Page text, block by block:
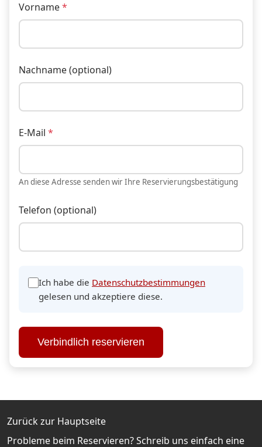
Vorname
Nachname (optional)
E-Mail
An diese Adresse senden wir Ihre Reservierungsbestätigung
Telefon (optional)
Ich habe die Datenschutzbestimmungen
gelesen und akzeptiere diese.
Verbindlich reservieren
Zurück zur Hauptseite
Probleme beim Reservieren? Schreib uns einfach eine